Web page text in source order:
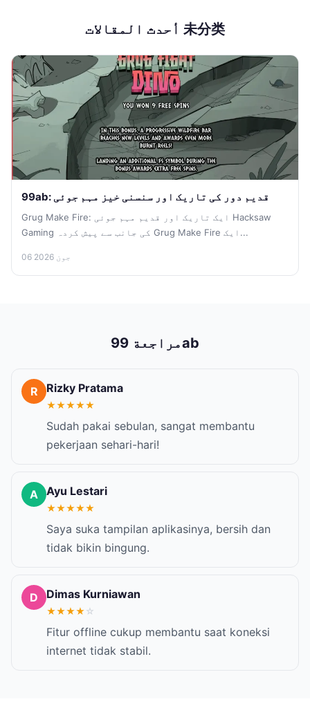
أحدث المقالات 未分类
99ab: قدیم دور کی تاریک اور سنسنی خیز مہم جوئی
Grug Make Fire: ایک تاریک اور قدیم مہم جوئی Hacksaw
Gaming کی جانب سے پیش کردہ Grug Make Fire ایک...
06 جون 2026
مراجعة 99ab
R Rizky Pratama
★★★★★
Sudah pakai sebulan, sangat membantu
pekerjaan sehari-hari!
A Ayu Lestari
★★★★★
Saya suka tampilan aplikasinya, bersih dan
tidak bikin bingung.
D Dimas Kurniawan
★★★★☆
Fitur offline cukup membantu saat koneksi
internet tidak stabil.